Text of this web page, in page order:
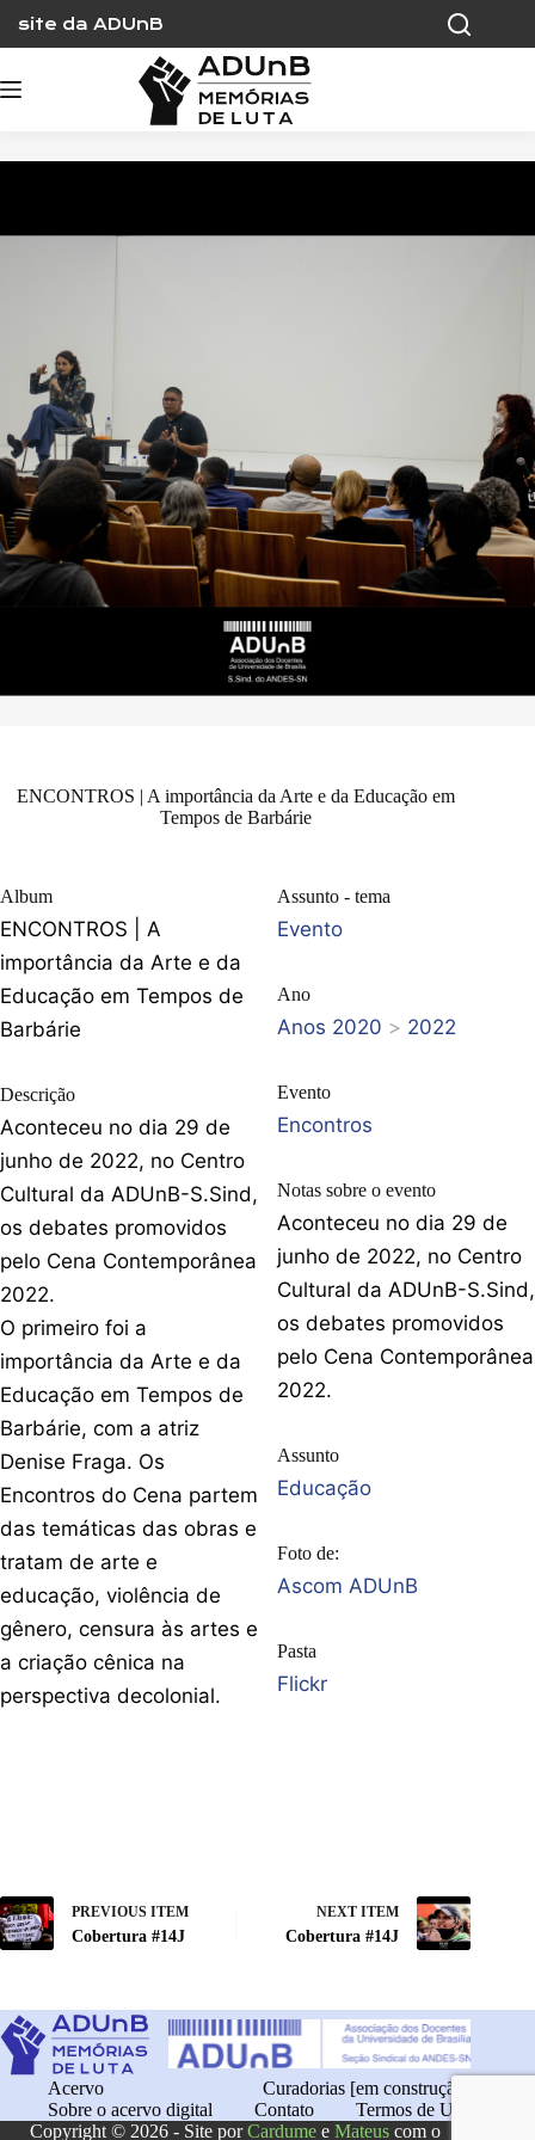
content
site da ADUnB
ENCONTROS | A importância da Arte e da Educação em
Tempos de Barbárie
Album
ENCONTROS | A
importância da Arte e da
Educação em Tempos de
Barbárie
Descrição
Aconteceu no dia 29 de
junho de 2022, no Centro
Cultural da ADUnB-S.Sind,
os debates promovidos
pelo Cena Contemporânea
2022.
O primeiro foi a
importância da Arte e da
Educação em Tempos de
Barbárie, com a atriz
Denise Fraga. Os
Encontros do Cena partem
das temáticas das obras e
tratam de arte e
educação, violência de
gênero, censura às artes e
a criação cênica na
perspectiva decolonial.
Assunto - tema
Evento
Ano
Anos 2020 > 2022
Evento
Encontros
Notas sobre o evento
Aconteceu no dia 29 de
junho de 2022, no Centro
Cultural da ADUnB-S.Sind,
os debates promovidos
pelo Cena Contemporânea
2022.
Assunto
Educação
Foto de:
Ascom ADUnB
Pasta
Flickr
PREVIOUS ITEM
Cobertura #14J
NEXT ITEM
Cobertura #14J
Acervo
Curadorias [em construção]
Sobre o acervo digital
Contato
Termos de Uso
Copyright © 2026 - Site porCardume eMateus com o